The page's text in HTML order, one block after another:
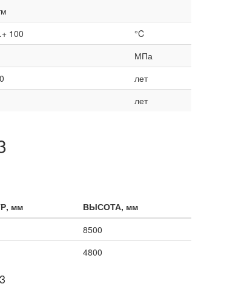
100
°C
МПа
лет
лет
мм
ВЫСОТА, мм
8500
4800
3